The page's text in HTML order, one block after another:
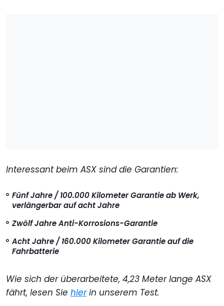
Interessant beim ASX sind die Garantien:
Fünf Jahre / 100.000 Kilometer Garantie ab Werk,
verlängerbar auf acht Jahre
Zwölf Jahre Anti-Korrosions-Garantie
Acht Jahre / 160.000 Kilometer Garantie auf die
Fahrbatterie
Wie sich der überarbeitete, 4,23 Meter lange ASX
fährt, lesen Sie hierin unserem Test.